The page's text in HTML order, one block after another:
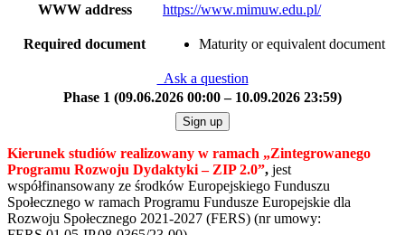
WWW address
https://www.mimuw.edu.pl/
Required document Maturity or equivalent document
Ask a question
Phase 1 (09.06.2026 00:00 – 10.09.2026 23:59)
Sign up
Kierunek studiów realizowany w ramach „Zintegrowanego
Programu Rozwoju Dydaktyki – ZIP 2.0”, jest
współfinansowany ze środków Europejskiego Funduszu
Społecznego w ramach Programu Fundusze Europejskie dla
Rozwoju Społecznego 2021-2027 (FERS) (nr umowy: